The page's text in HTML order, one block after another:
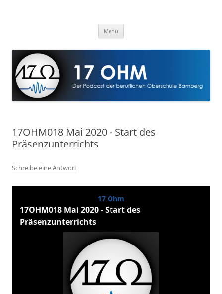
Menü
17OHM018 Mai 2020 - Start des
Präsenzunterrichts
Schreibe eine Antwort